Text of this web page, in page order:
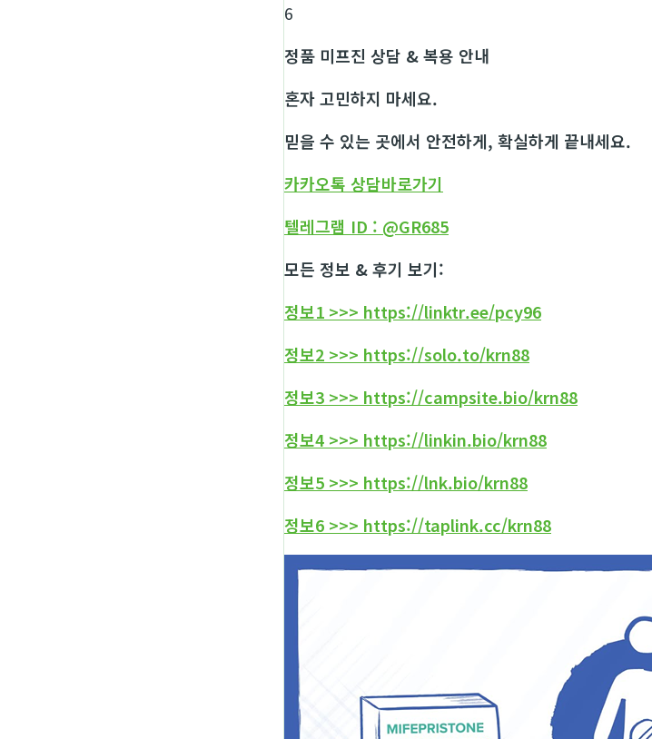
6
정품 미프진 상담 & 복용 안내
혼자 고민하지 마세요.
믿을 수 있는 곳에서 안전하게, 확실하게 끝내세요.
카카오톡 상담바로가기
텔레그램 ID : @GR685
모든 정보 & 후기 보기:
정보1 >>> https://linktr.ee/pcy96
정보2 >>> https://solo.to/krn88
정보3 >>> https://campsite.bio/krn88
정보4 >>> https://linkin.bio/krn88
정보5 >>> https://lnk.bio/krn88
정보6 >>> https://taplink.cc/krn88